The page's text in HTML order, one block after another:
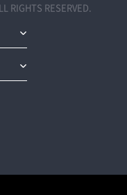
RIGHTS RESERVED.